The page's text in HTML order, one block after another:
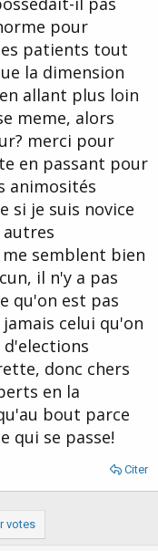
pour
patients tout
la dimension
allant plus loin
meme, alors
merci pour
en passant pour
animosités
si je suis novice
autres
semblent bien
il n'y a pas
qu'on est pas
celui qu'on
donc chers
en la
bout parce
qui se passe!
Citer
votes